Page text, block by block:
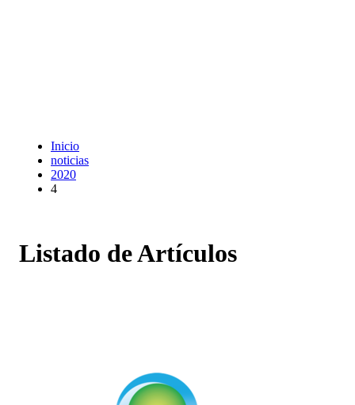
Inicio
noticias
2020
4
Listado de Artículos